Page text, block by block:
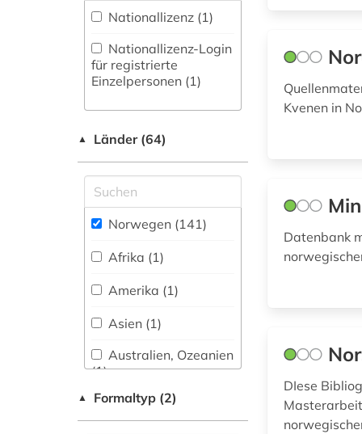
erbe (1)
erinnerung (2)
erlebnisbericht (1)
erster weltkrieg (1)
europa (2)
extremismus (1)
fid nordeuropa (2)
firma (1)
firmeninformation (1)
Nationallizenz (1)
Nationallizenz-Login
für registrierte
Einzelpersonen (1)
▲ Länder (64)
Norwegen (141)
Afrika (1)
Amerika (1)
Asien (1)
Australien, Ozeanien
(1)
Baden-
Wuerttemberg (1)
▲ Formaltyp (2)
Kvenen in
Datenbank
DIese